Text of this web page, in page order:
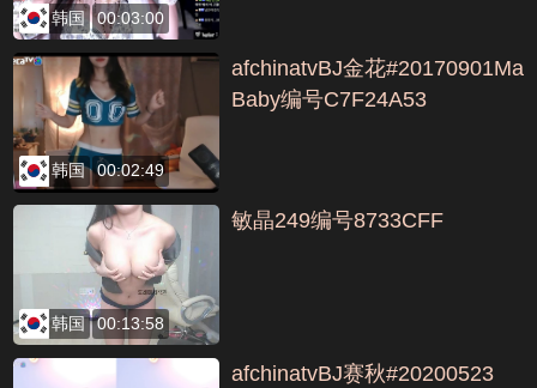
韩国 00:03:00
韩国 00:02:49
afchinatvBJ金花#20170901Ma
Baby编号C7F24A53
韩国 00:13:58
敏晶249编号8733CFF
afchinatvBJ赛秋#20200523